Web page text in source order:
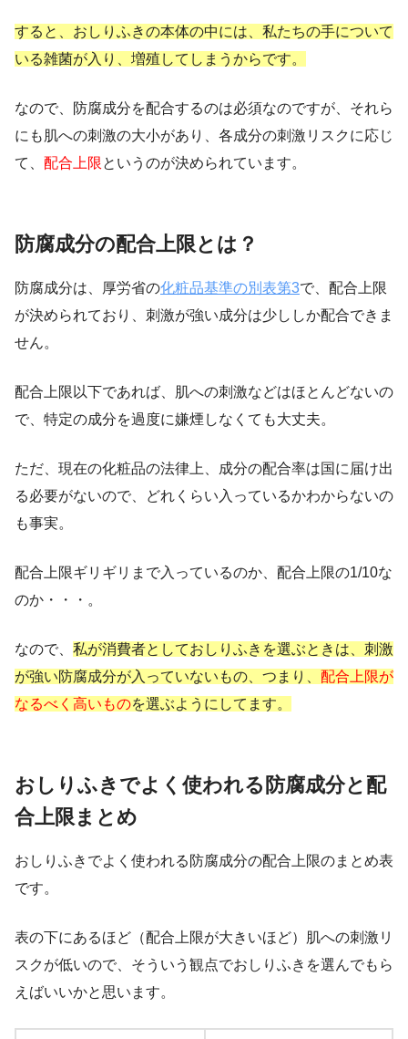
すると、 おしりふきの本体の中には、私たちの手について
いる雑菌が入り、増殖してしまうからです。
なので、防腐成分を配合するのは必須なのですが、それら
にも肌への刺激の大小があり、各成分の刺激リスクに応じ
て、 配合上限というのが決められています。
防腐成分の配合上限とは？
防腐成分は、厚労省の化粧品基準の別表第3で、配合上限
が決められており、刺激が強い成分は少ししか配合できま
せん。
配合上限以下であれば、肌への刺激などはほとんどないの
で、特定の成分を過度に嫌煙しなくても大丈夫。
ただ、現在の化粧品の法律上、成分の配合率は国に届け出
る必要がないので、どれくらい入っているかわからないの
も事実。
配合上限ギリギリまで入っているのか、配合上限の1/10な
のか・・・。
なので、 私が消費者としておしりふきを選ぶときは、刺激
が強い防腐成分が入っていないもの、つまり、 配合上限が
なるべく高いものを選ぶようにしてます。
おしりふきでよく使われる防腐成分と配
合上限まとめ
おしりふきでよく使われる防腐成分の配合上限のまとめ表
です。
表の下にあるほど（配合上限が大きいほど）肌への刺激リ
スクが低いので、そういう観点でおしりふきを選んでもら
えばいいかと思います。